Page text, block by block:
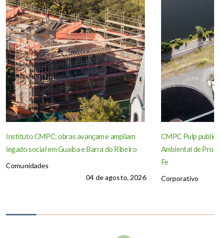
Instituto CMPC: obras avançam e ampliam
legado social em Guaíba e Barra do Ribeiro
Comunidades
04 de agosto, 2026
CMPC Pulp
Ambiental de
Fe
Corporativo